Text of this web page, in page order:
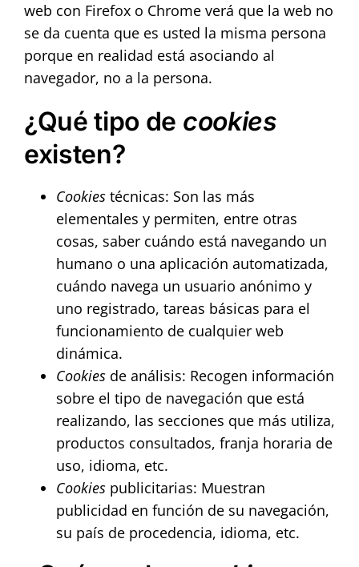
web con Firefox o Chrome verá que la web no
se da cuenta que es usted la misma persona
porque en realidad está asociando al
navegador, no a la persona.
¿Qué tipo de cookies
existen?
Cookies técnicas: Son las más
elementales y permiten, entre otras
cosas, saber cuándo está navegando un
humano o una aplicación automatizada,
cuándo navega un usuario anónimo y
uno registrado, tareas básicas para el
funcionamiento de cualquier web
dinámica.
Cookies de análisis: Recogen información
sobre el tipo de navegación que está
realizando, las secciones que más utiliza,
productos consultados, franja horaria de
uso, idioma, etc.
Cookies publicitarias: Muestran
publicidad en función de su navegación,
su país de procedencia, idioma, etc.